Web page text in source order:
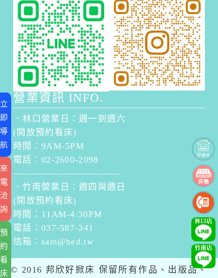
營業資訊 INFO.
．林口營業日：週一到週六
(開放預約看床)
時間：9AM-5PM
電話：02-2600-2098
———————————-
．竹南營業日：週四與週日
(開放預約看床)
時間：11AM-4:30PM
電話：037-587-341
信箱： sam@bed.tw
© 2016 邦欣好掀床 保留所有作品、出版品、
立
即
導
航
來
電
洽
詢
預
約
看
床